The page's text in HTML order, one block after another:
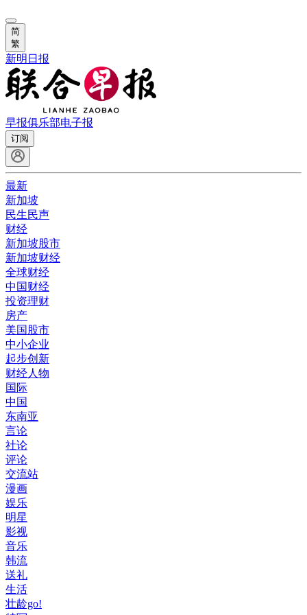
简
繁
新明日报
早报俱乐部电子报
订阅
最新
新加坡
民生民声
财经
新加坡股市
新加坡财经
全球财经
中国财经
投资理财
房产
美国股市
中小企业
起步创新
财经人物
国际
中国
东南亚
言论
社论
评论
交流站
漫画
娱乐
明星
影视
音乐
韩流
送礼
生活
壮龄go!